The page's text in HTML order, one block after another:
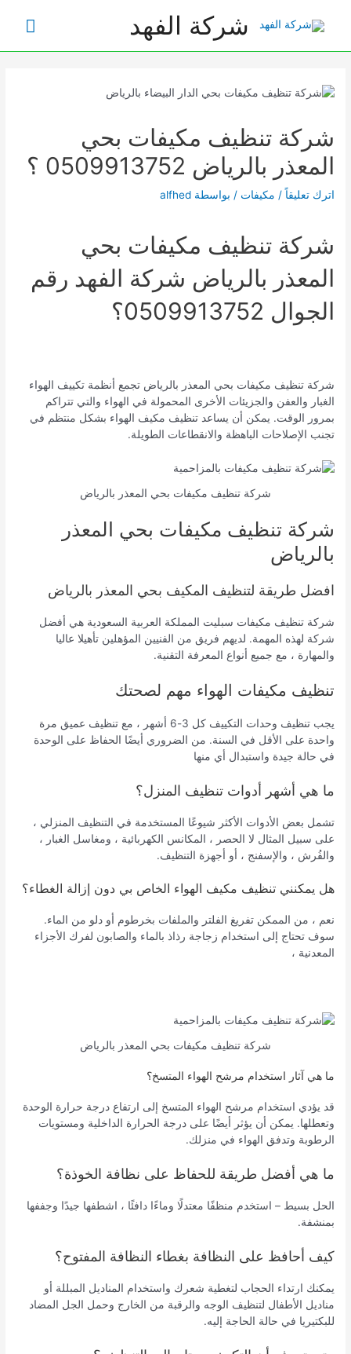
شركة الفهد
شركة تنظيف مكيفات بحي
المعذر بالرياض 0509913752 ؟
اترك تعليقاً / مكيفات / بواسطة alfhed
شركة تنظيف مكيفات بحي
المعذر بالرياض شركة الفهد رقم
الجوال 0509913752؟
شركة تنظيف مكيفات بحي المعذر بالرياض تجمع أنظمة تكييف الهواء
الغبار والعفن والجزيئات الأخرى المحمولة في الهواء والتي تتراكم
بمرور الوقت. يمكن أن يساعد تنظيف مكيف الهواء بشكل منتظم في
تجنب الإصلاحات الباهظة والانقطاعات الطويلة.
شركة تنظيف مكيفات بحي المعذر بالرياض
شركة تنظيف مكيفات بحي المعذر
بالرياض
افضل طريقة لتنظيف المكيف بحي المعذر بالرياض
شركة تنظيف مكيفات سبليت المملكة العربية السعودية هي أفضل
شركة لهذه المهمة. لديهم فريق من الفنيين المؤهلين تأهيلا عاليا
والمهارة ، مع جميع أنواع المعرفة التقنية.
تنظيف مكيفات الهواء مهم لصحتك
يجب تنظيف وحدات التكييف كل 3-6 أشهر ، مع تنظيف عميق مرة
واحدة على الأقل في السنة. من الضروري أيضًا الحفاظ على الوحدة
في حالة جيدة واستبدال أي منها
ما هي أشهر أدوات تنظيف المنزل؟
تشمل بعض الأدوات الأكثر شيوعًا المستخدمة في التنظيف المنزلي ،
على سبيل المثال لا الحصر ، المكانس الكهربائية ، ومغاسل الغبار ،
والفُرش ، والإسفنج ، أو أجهزة التنظيف.
هل يمكنني تنظيف مكيف الهواء الخاص بي دون إزالة الغطاء؟
نعم ، من الممكن تفريغ الفلتر والملفات بخرطوم أو دلو من الماء.
سوف تحتاج إلى استخدام زجاجة رذاذ بالماء والصابون لفرك الأجزاء
المعدنية ،
شركة تنظيف مكيفات بحي المعذر بالرياض
ما هي آثار استخدام مرشح الهواء المتسخ؟
قد يؤدي استخدام مرشح الهواء المتسخ إلى ارتفاع درجة حرارة الوحدة
وتعطلها. يمكن أن يؤثر أيضًا على درجة الحرارة الداخلية ومستويات
الرطوبة وتدفق الهواء في منزلك.
ما هي أفضل طريقة للحفاظ على نظافة الخوذة؟
الحل بسيط – استخدم منظفًا معتدلًا وماءًا دافئًا ، اشطفها جيدًا وجففها
بمنشفة.
كيف أحافظ على النظافة بغطاء النظافة المفتوح؟
يمكنك ارتداء الحجاب لتغطية شعرك واستخدام المناديل المبللة أو
مناديل الأطفال لتنظيف الوجه والرقبة من الخارج وحمل الجل المضاد
للبكتيريا في حالة الحاجة إليه.